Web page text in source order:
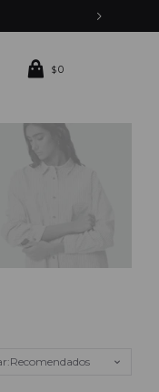
$0
Recomendados